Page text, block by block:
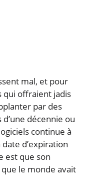
mal, et pour
qui offraient jadis
par des
décennie ou
continue à
d’expiration
est que son
que le monde avait